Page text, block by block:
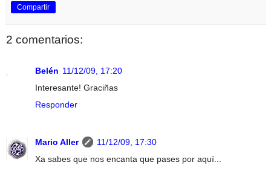
Compartir
2 comentarios:
Belén 11/12/09, 17:20
Interesante! Graciñas
Responder
Mario Aller
11/12/09, 17:30
Xa sabes que nos encanta que pases por aquí...